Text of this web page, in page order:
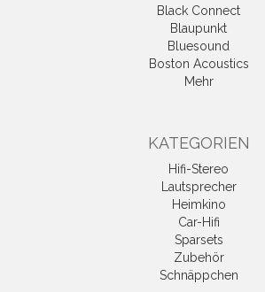
Black Connect
Blaupunkt
Bluesound
Boston Acoustics
Mehr
KATEGORIEN
Hifi-Stereo
Lautsprecher
Heimkino
Car-Hifi
Sparsets
Zubehör
Schnäppchen